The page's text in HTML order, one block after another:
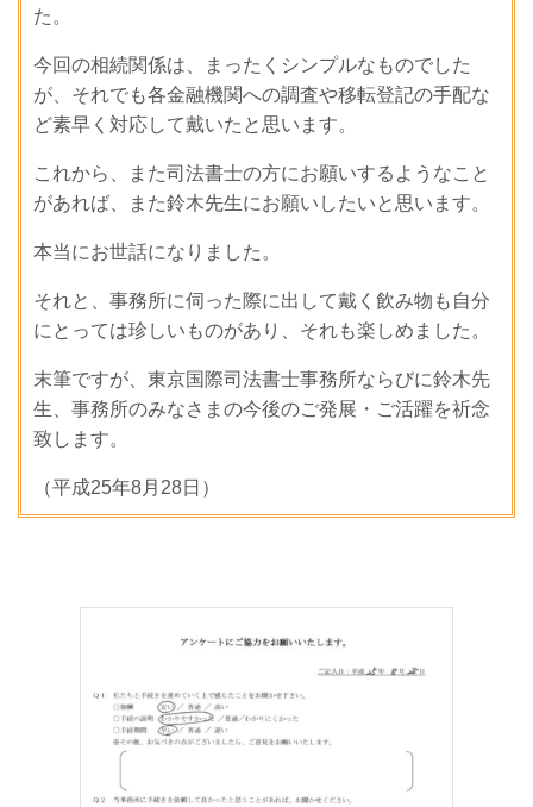
た。
今回の相続関係は、まったくシンプルなものでした
が、それでも各金融機関への調査や移転登記の手配な
ど素早く対応して戴いたと思います。
これから、また司法書士の方にお願いするようなこと
があれば、また鈴木先生にお願いしたいと思います。
本当にお世話になりました。
それと、事務所に伺った際に出して戴く飲み物も自分
にとっては珍しいものがあり、それも楽しめました。
末筆ですが、東京国際司法書士事務所ならびに鈴木先
生、事務所のみなさまの今後のご発展・ご活躍を祈念
致します。
（平成25年8月28日）